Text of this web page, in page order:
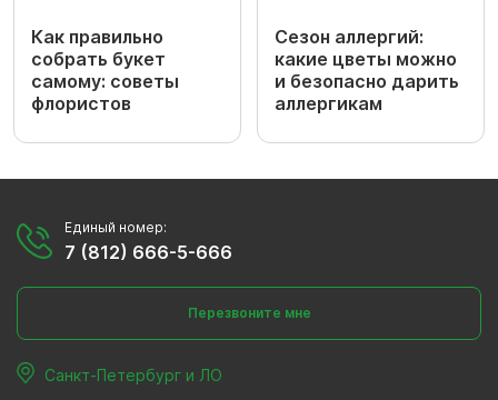
Как правильно
собрать букет
самому: советы
флористов
Сезон аллергий:
какие цветы можно
и безопасно дарить
аллергикам
Единый номер:
7 (812) 666-5-666
Перезвоните мне
Санкт-Петербург и ЛО